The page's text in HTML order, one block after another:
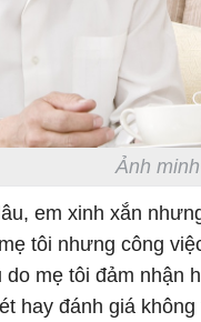
Ảnh
em xinh xắn
tôi nhưng công
do mẹ tôi đảm nhận
hay đánh giá không